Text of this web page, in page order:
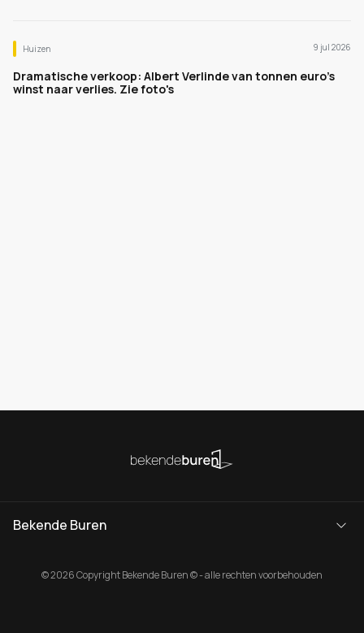
Huizen 9 jul 2026
Dramatische verkoop: Albert Verlinde van tonnen euro's
winst naar verlies. Zie foto's
Bekende Buren
© 2026 Copyright Bekende Buren © - alle rechten voorbehouden